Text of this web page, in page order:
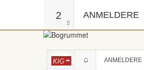
2 ANMELDERE
KIG ANMELDERE